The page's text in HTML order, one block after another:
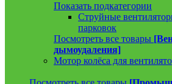
Показать подкатегории
Струйные
парковок
Посмотреть все товары
дымоудаления]
Мотор колёса для